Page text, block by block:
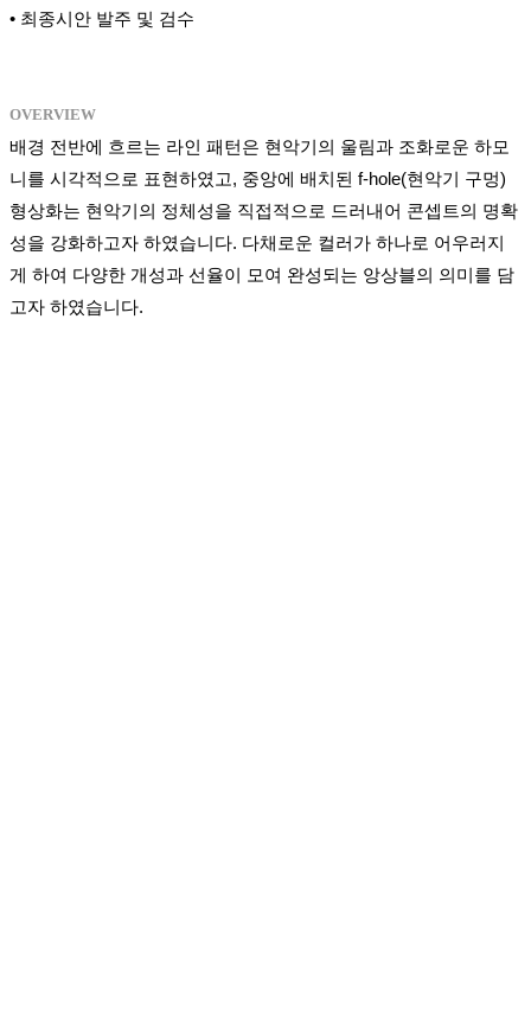
• 최종시안 발주 및 검수
OVERVIEW
배경 전반에 흐르는 라인 패턴은 현악기의 울림과 조화로운 하모
니를 시각적으로 표현하였고, 중앙에 배치된 f-hole(현악기 구멍)
형상화는 현악기의 정체성을 직접적으로 드러내어 콘셉트의 명확
성을 강화하고자 하였습니다. 다채로운 컬러가 하나로 어우러지
게 하여 다양한 개성과 선율이 모여 완성되는 앙상블의 의미를 담
고자 하였습니다.